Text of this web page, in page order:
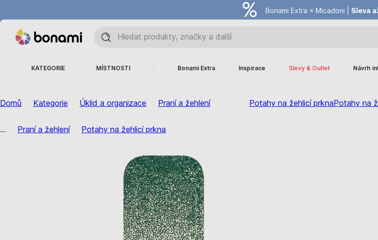
Bonami Extra × Micadoni | Sleva
Summer Sale |Ušetřete až
KATEGORIE MÍSTNOSTI Bonami Extra Inspirace Slevy & Outlet Návrh
Domů Kategorie Úklid a organizace Praní a žehlení Potahy na žehlicí prknaPotahy na
... Praní a žehlení Potahy na žehlicí prkna